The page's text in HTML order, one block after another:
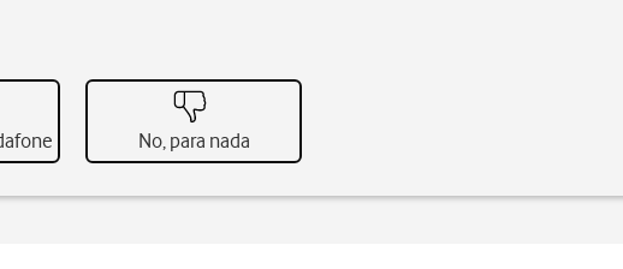
No, para nada